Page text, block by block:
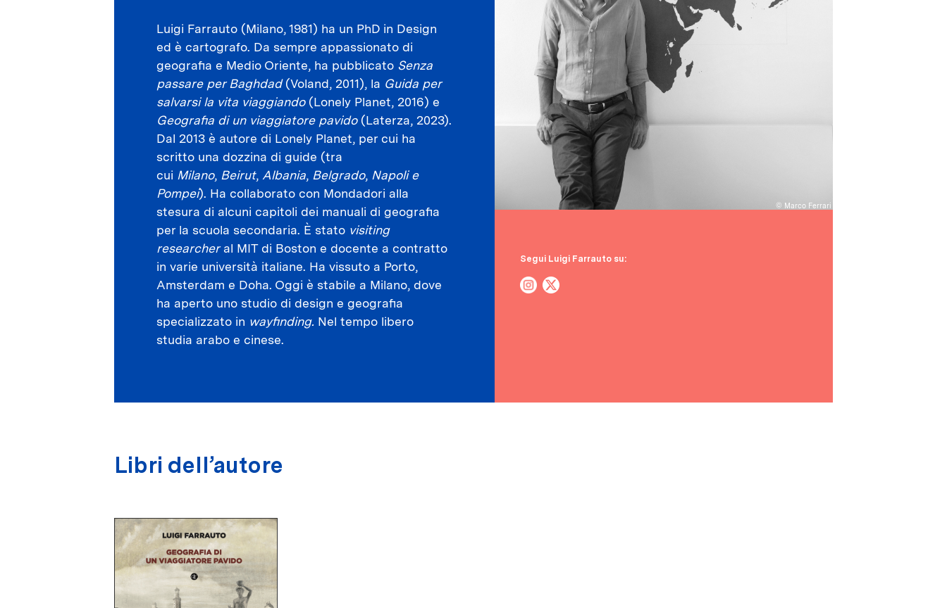
Luigi Farrauto (Milano, 1981) ha un PhD in Design
ed è cartografo. Da sempre appassionato di
geografia e Medio Oriente, ha pubblicato Senza
passare per Baghdad(Voland, 2011), la Guida per
salvarsi la vita viaggiando(Lonely Planet, 2016) e
Geografia di un viaggiatore pavido (Laterza, 2023).
Dal 2013 è autore di Lonely Planet, per cui ha
scritto una dozzina di guide (tra
cui Milano, Beirut, Albania, Belgrado, Napoli e
Pompei). Ha collaborato con Mondadori alla
stesura di alcuni capitoli dei manuali di geografia
per la scuola secondaria. È stato visiting
researcheral MIT di Boston e docente a contratto
in varie università italiane. Ha vissuto a Porto,
Amsterdam e Doha. Oggi è stabile a Milano, dove
ha aperto uno studio di design e geografia
specializzato in wayfinding. Nel tempo libero
studia arabo e cinese.
© Marco Ferrari
Segui Luigi Farrauto su:
Libri dell’autore